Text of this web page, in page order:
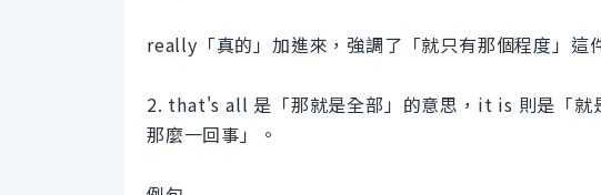
really「真的」加進來，強調了「就只有那個程度」這
2. that's all 是「那就是全部」的意思，it is 則是「
那麼一回事」。